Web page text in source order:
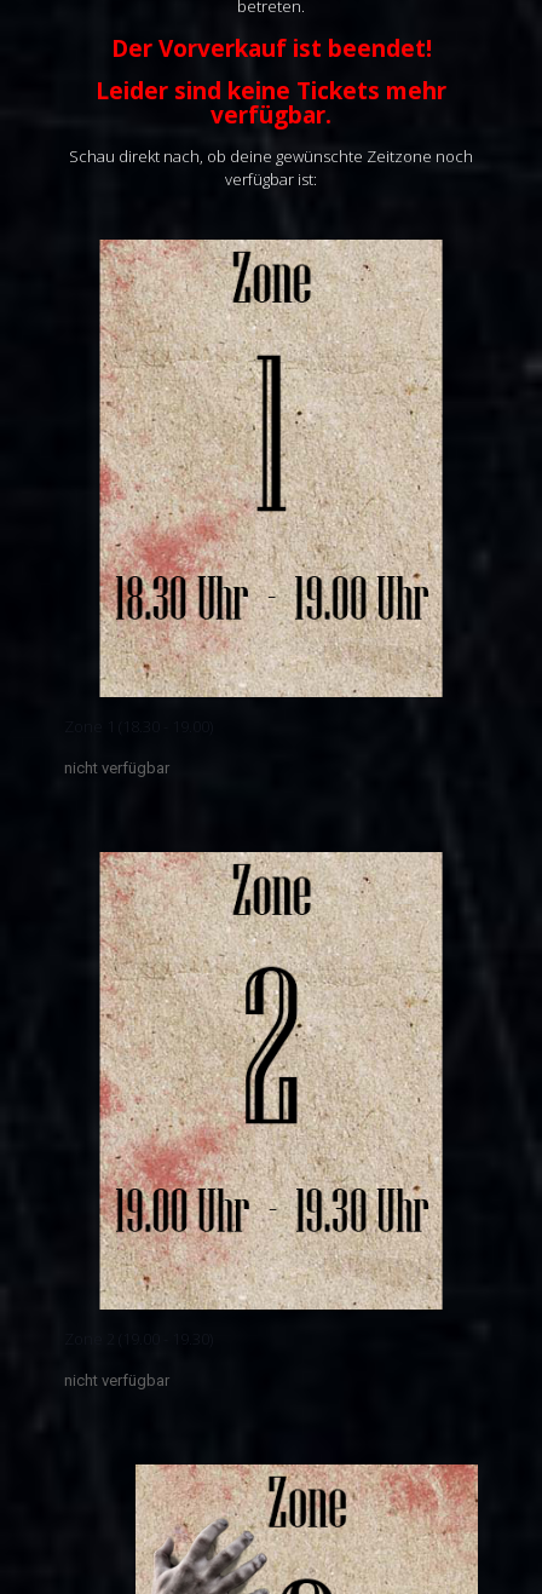
betreten.
Der Vorverkauf ist beendet!
Leider sind keine Tickets mehr
verfügbar.
Schau direkt nach, ob deine gewünschte Zeitzone noch
verfügbar ist:
nicht verfügbar
nicht verfügbar